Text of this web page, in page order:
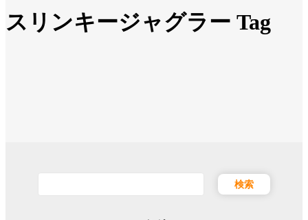
スリンキージャグラー Tag